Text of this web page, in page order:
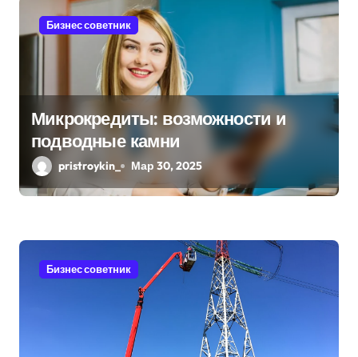
п
п
с
Бизнес советник
Микрокредиты: возможности и
подводные камни
pristroykin_ Мар 30, 2025
Бизнес советник